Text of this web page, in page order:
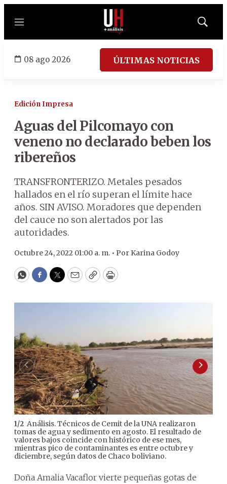
Menú
Mostrar
08 ago 2026 ÚLTIMAS NOTICIAS
Edición Impresa
Aguas del Pilcomayo con
veneno no declarado beben los
ribereños
TRANSFRONTERIZO. Metales pesados
hallados en el río superan el límite hace
años. SIN AVISO. Moradores que dependen
del cauce no son alertados por las
autoridades.
Octubre 24, 2022 01:00 a. m. • Por Karina Godoy
WhatsApp
Facebook
Twitter
EmailCopyPrint
1/2 Análisis. Técnicos de Cemit de la UNA realizaron
tomas de agua y sedimento en agosto. El resultado de
valores bajos coincide con histórico de ese mes,
mientras pico de contaminantes es entre octubre y
diciembre, según datos de Chaco boliviano.
Doña Amalia Vacaflor vierte pequeñas gotas de